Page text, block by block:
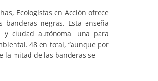
Ecologistas en Acción ofrece
negras. Esta enseña
ciudad autónoma: una para
48 en total, “aunque por
la mitad de las banderas se